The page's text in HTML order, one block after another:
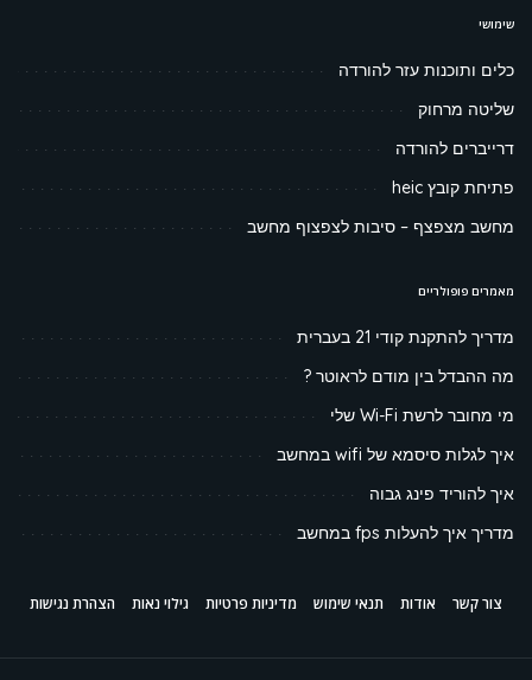
שימושי
כלים ותוכנות עזר להורדה
שליטה מרחוק
דרייברים להורדה
פתיחת קובץ heic
מחשב מצפצף – סיבות לצפצוף מחשב
מאמרים פופולריים
מדריך להתקנת קודי 21 בעברית
מה ההבדל בין מודם לראוטר ?
מי מחובר לרשת Wi-Fi שלי
איך לגלות סיסמא של wifi במחשב
איך להוריד פינג גבוה
מדריך איך להעלות fps במחשב
צור קשר אודות תנאי שימוש מדיניות פרטיות גילוי נאות הצהרת נגישות